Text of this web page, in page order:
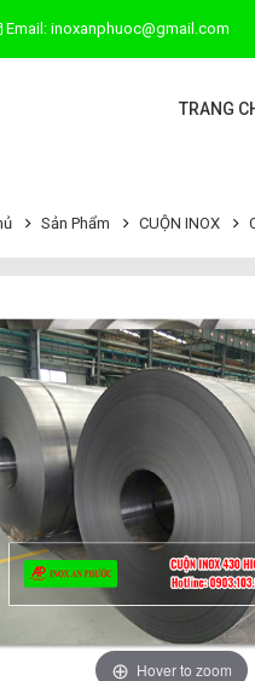
Email: inoxanphuoc@gmail.com
TRANG
Sản Phẩm CUỘN INOX
Hover to zoom